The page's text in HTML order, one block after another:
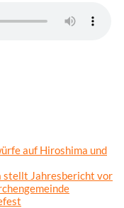
auf Hiroshima und
stellt Jahresbericht vor